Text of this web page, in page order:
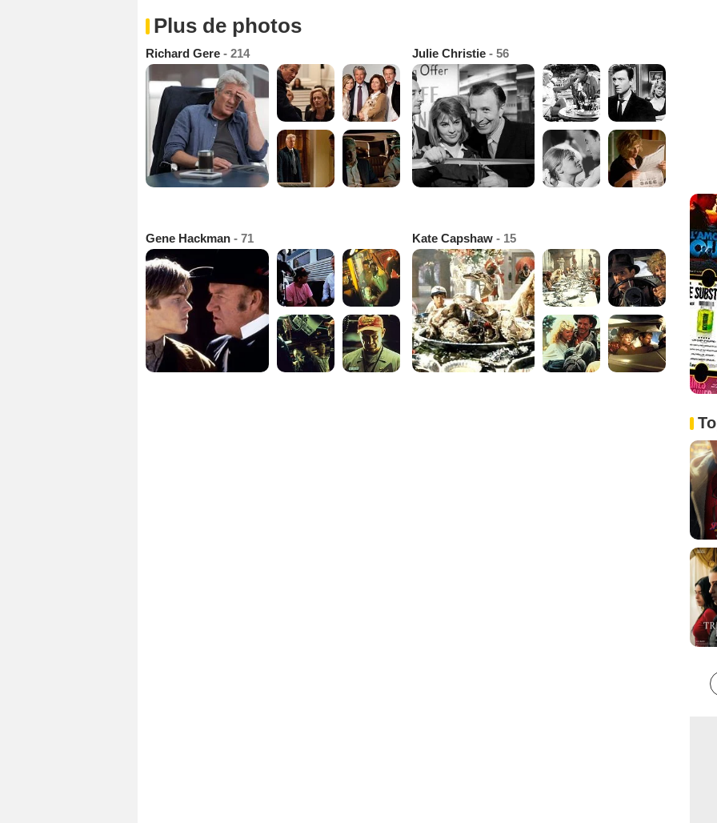
Plus de photos
Richard Gere - 214 Julie Christie - 56
Gene Hackman - 71 Kate Capshaw - 15